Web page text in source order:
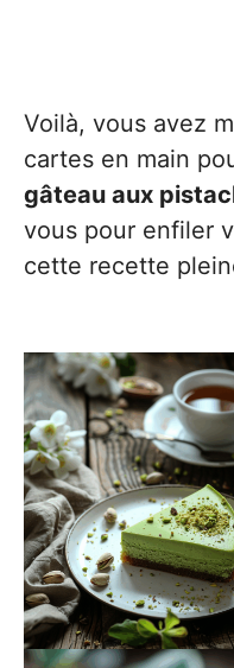
Voilà, vous avez
cartes en main
gâteau aux
vous pour enfiler
cette recette